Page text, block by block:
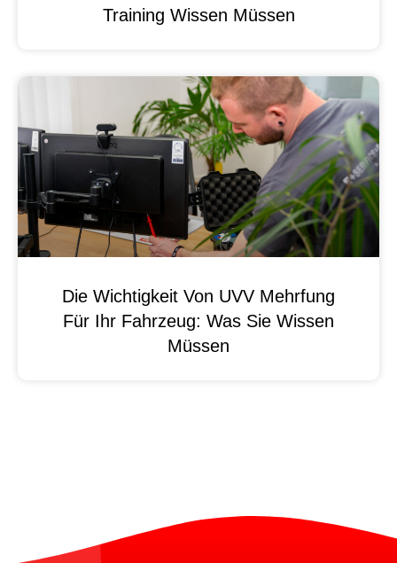
Training Wissen Müssen
Die Wichtigkeit Von UVV Mehrfung
Für Ihr Fahrzeug: Was Sie Wissen
Müssen